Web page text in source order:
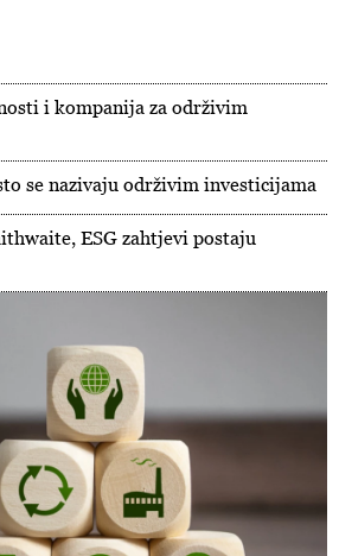
i kompanija za održivim
se nazivaju održivim investicijama
ESG zahtjevi postaju